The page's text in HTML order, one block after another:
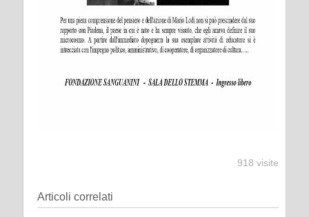
918 visite
Articoli correlati